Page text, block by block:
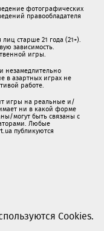
фотографических
правообладателя
старше 21 года (21+).
зависимость.
игры.
незамедлительно
в азартных играх не
работе.
игры на реальные и/
ни в какой форме
могут быть связаны c
Любые
публикуютcя
Cookies.